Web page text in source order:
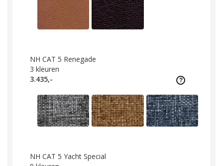
NH CAT 5 Renegade
3 kleuren
3.435,-
NH CAT 5 Yacht Special